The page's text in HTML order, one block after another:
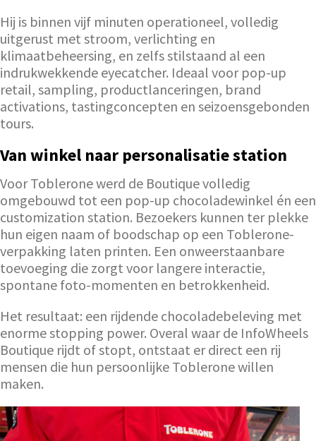
Hij is binnen vijf minuten operationeel, volledig
uitgerust met stroom, verlichting en
klimaatbeheersing, en zelfs stilstaand al een
indrukwekkende eyecatcher. Ideaal voor pop-up
retail, sampling, productlanceringen, brand
activations, tastingconcepten en seizoensgebonden
tours.
Van winkel naar personalisatie station
Voor Toblerone werd de Boutique volledig
omgebouwd tot een pop-up chocoladewinkel én een
customization station. Bezoekers kunnen ter plekke
hun eigen naam of boodschap op een Toblerone-
verpakking laten printen. Een onweerstaanbare
toevoeging die zorgt voor langere interactie,
spontane foto-momenten en betrokkenheid.
Het resultaat: een rijdende chocoladebeleving met
enorme stopping power. Overal waar de InfoWheels
Boutique rijdt of stopt, ontstaat er direct een rij
mensen die hun persoonlijke Toblerone willen
maken.